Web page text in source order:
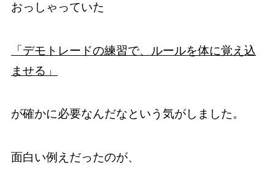
おっしゃっていた
「デモトレードの練習で、ルールを体に覚え込
ませる」
が確かに必要なんだなという気がしました。
面白い例えだったのが、